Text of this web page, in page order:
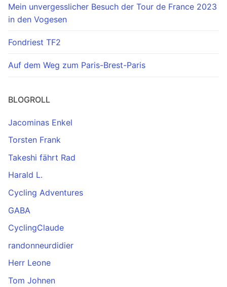
Mein unvergesslicher Besuch der Tour de France 2023
in den Vogesen
Fondriest TF2
Auf dem Weg zum Paris-Brest-Paris
BLOGROLL
Jacominas Enkel
Torsten Frank
Takeshi fährt Rad
Harald L.
Cycling Adventures
GABA
CyclingClaude
randonneurdidier
Herr Leone
Tom Johnen